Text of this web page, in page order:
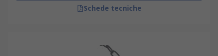
Schede tecniche